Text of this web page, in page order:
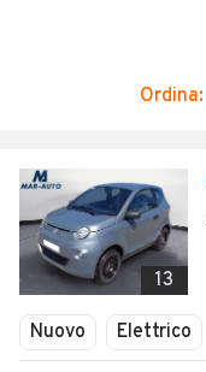
Ordina:
13
Nuovo Elettrico